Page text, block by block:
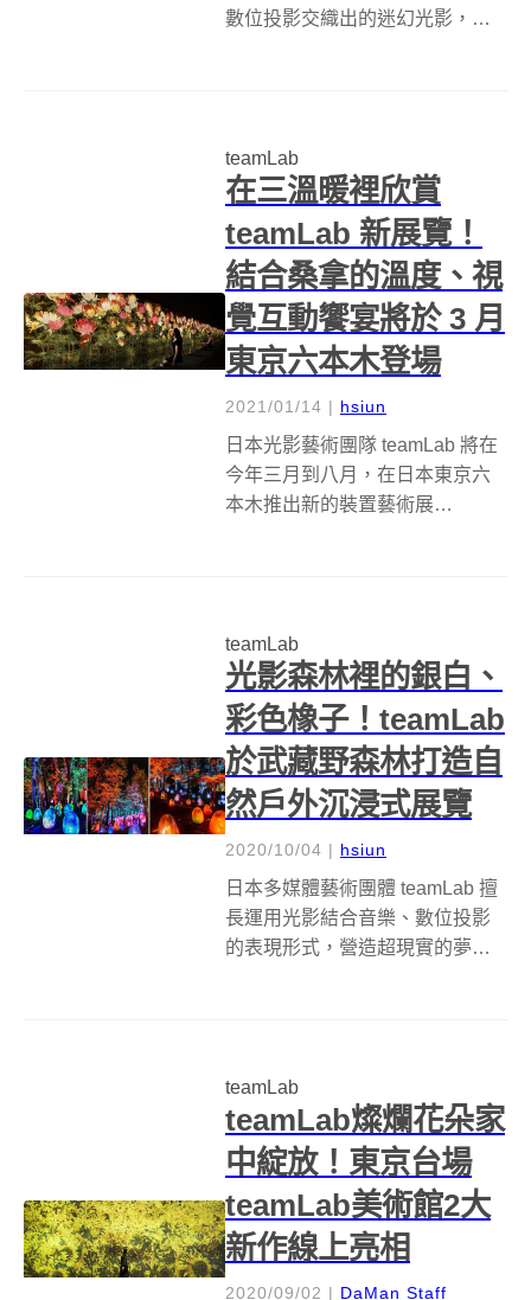
數位投影交織出的迷幻光影，總
（祈り Paryer...
teamLab
在三溫暖裡欣賞
teamLab 新展覽！
結合桑拿的溫度、視
覺互動饗宴將於 3 月
東京六本木登場
2021/01/14 | hsiun
日本光影藝術團隊 teamLab 將在
今年三月到八月，在日本東京六
本木推出新的裝置藝術展
交...
teamLab
光影森林裡的銀白、
彩色橡子！teamLab
於武藏野森林打造自
然戶外沉浸式展覽
2020/10/04 | hsiun
日本多媒體藝術團體 teamLab 擅
長運用光影結合音樂、數位投影
的表現形式，營造超現實的夢幻
《 teamLa...
teamLab
teamLab燦爛花朵家
中綻放！東京台場
teamLab美術館2大
新作線上亮相
2020/09/02 | DaMan Staff